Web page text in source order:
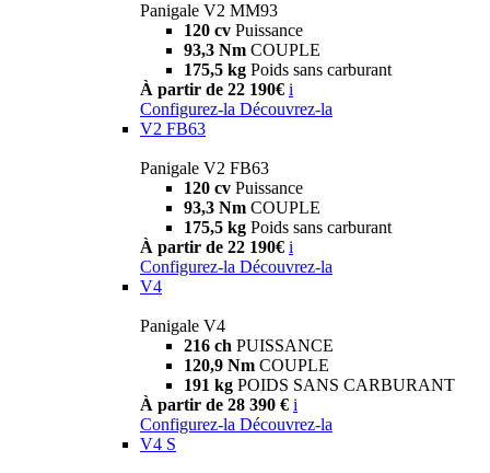
Panigale V2 MM93
120 cv Puissance
93,3 Nm COUPLE
175,5 kg Poids sans carburant
À partir de 22 190€ i
Configurez-la Découvrez-la
V2 FB63
Panigale V2 FB63
120 cv Puissance
93,3 Nm COUPLE
175,5 kg Poids sans carburant
À partir de 22 190€ i
Configurez-la Découvrez-la
V4
Panigale V4
216 ch PUISSANCE
120,9 Nm COUPLE
191 kg POIDS SANS CARBURANT
À partir de 28 390 € i
Configurez-la Découvrez-la
V4 S